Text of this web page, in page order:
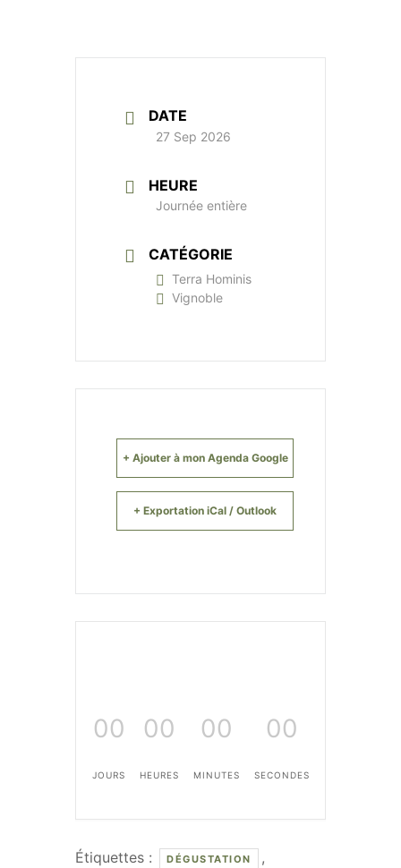
DATE
27 Sep 2026
HEURE
Journée entière
CATÉGORIE
Terra Hominis
Vignoble
+ Ajouter à mon Agenda Google
+ Exportation iCal / Outlook
00
JOURS
00
HEURES
00
MINUTES
00
SECONDES
Étiquettes : DÉGUSTATION ,